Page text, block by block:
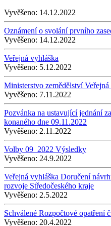
Vyvěšeno: 14.12.2022
Oznámení o svolání prvního
Vyvěšeno: 14.12.2022
Veřejná vyhláška
Vyvěšeno: 5.12.2022
Ministerstvo zemědělství
Vyvěšeno: 7.11.2022
Pozvánka na ustavující jednání
konaného dne 09.11.2022
Vyvěšeno: 2.11.2022
Volby 09_2022 Výsledky
Vyvěšeno: 24.9.2022
Veřejná vyhláška Doručení
rozvoje Středočeského kraje
Vyvěšeno: 2.5.2022
Schválené Rozpočtové opatření
Vyvěšeno: 20.4.2022